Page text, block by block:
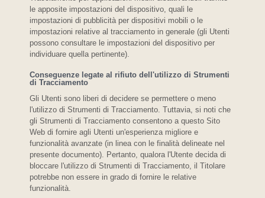
le apposite impostazioni del dispositivo, quali le
impostazioni di pubblicità per dispositivi mobili o le
impostazioni relative al tracciamento in generale (gli Utenti
possono consultare le impostazioni del dispositivo per
individuare quella pertinente).
Conseguenze legate al rifiuto dell'utilizzo di Strumenti
di Tracciamento
Gli Utenti sono liberi di decidere se permettere o meno
l'utilizzo di Strumenti di Tracciamento. Tuttavia, si noti che
gli Strumenti di Tracciamento consentono a questo Sito
Web di fornire agli Utenti un'esperienza migliore e
funzionalità avanzate (in linea con le finalità delineate nel
presente documento). Pertanto, qualora l'Utente decida di
bloccare l'utilizzo di Strumenti di Tracciamento, il Titolare
potrebbe non essere in grado di fornire le relative
funzionalità.